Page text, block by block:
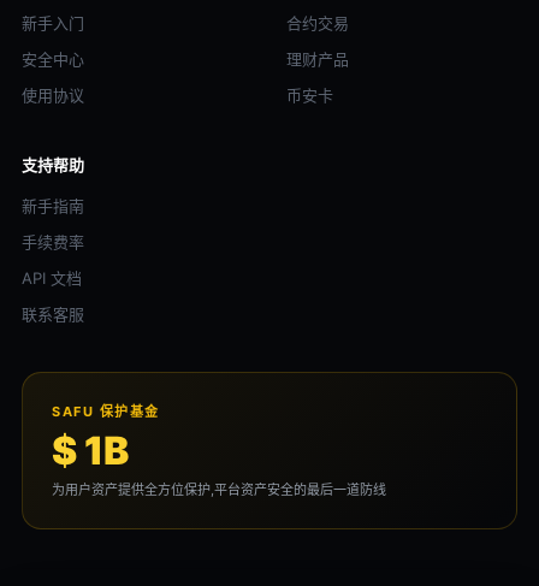
新手入门
安全中心
使用协议
合约交易
理财产品
币安卡
支持帮助
新手指南
手续费率
API 文档
联系客服
SAFU 保护基金
$ 1B
为用户资产提供全方位保护,平台资产安全的最后一道防线